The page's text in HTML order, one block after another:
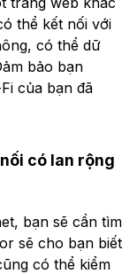
thể kết nối với
có thể dữ
bảo bạn
của bạn đã
có lan rộng
bạn sẽ cần tìm
sẽ cho bạn biết
có thể kiểm